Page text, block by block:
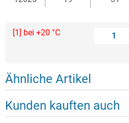
1
[1] bei +20 °C
Ähnliche Artikel
Kunden kauften auch